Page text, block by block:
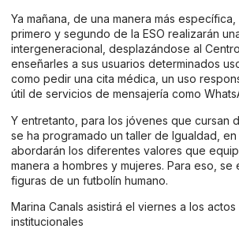
Ya mañana, de una manera más
primero y segundo de la ESO realizarán
intergeneracional, desplazándose al
enseñarles a sus usuarios determinados
como pedir una cita médica, un uso
útil de servicios de mensajería como
Y entretanto, para los jóvenes que cursan
se ha programado un taller de Igualdad,
abordarán los diferentes valores que
manera a hombres y mujeres. Para eso, se
figuras de un futbolín humano.
Marina Canals asistirá el viernes a los
institucionales